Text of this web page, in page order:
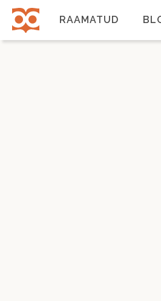
Liigu
edasi
põhisisu
juurde
RAAMATUD